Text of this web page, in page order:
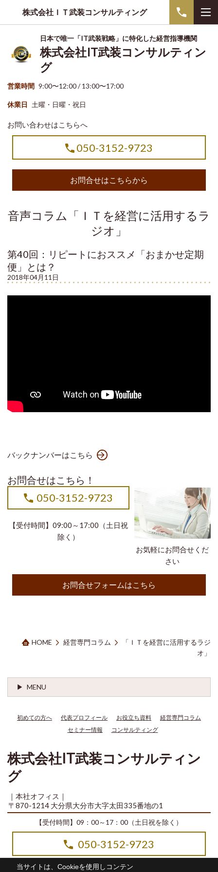
当サイトは、Cookieを使用しコンテン
株式会社ＩＴ武装コンサルティング
日本で唯一「IT武装戦略」に特化した経営指導機関
株式会社IT武装コンサルティン
グ
営業時間 9:00〜12:00 / 13:00〜17:00
休業日 土曜・日曜・祝日
お問い合わせはこちらへ
050-3152-9723
お問合せはこちらから
音声コラム「ＩＴを経営に活用するラ
ジオ」
第40回：リピートにおススメ「おまかせ定期
便」とは？
2018年04月11日
バックナンバーはこちら
お問合せはこちら！
お気軽にお問合せくだ
さい
050-3152-9723
【受付時間】09:00～17:00（土日祝
除く）
お問合せフォームはこちら
HOME 経営専門コラム
「ＩＴを経営に活用するラジ
オ」
MENU
初めての方へ 代表プロフィール お役立ち資料
経営専門コラム
セミナー情報
コンサルティング
株式会社IT武装コンサルティン
グ
｜本社オフィス｜
〒870-1214 大分県大分市大字太田335番地の1
【受付時間】09：00～17：00（土日祝を除く）
050-3152-9723